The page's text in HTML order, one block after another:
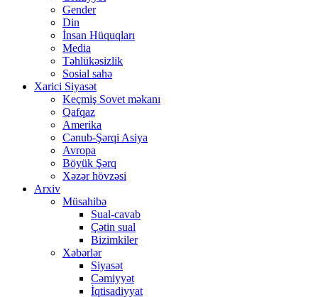
Gender
Din
İnsan Hüquqları
Media
Təhlükəsizlik
Sosial sahə
Xarici Siyasət
Keçmiş Sovet məkanı
Qafqaz
Amerika
Cənub-Şərqi Asiya
Avropa
Böyük Şərq
Xəzər hövzəsi
Arxiv
Müsahibə
Sual-cavab
Çətin sual
Bizimkiler
Xəbərlər
Siyasət
Cəmiyyət
İqtisadiyyat